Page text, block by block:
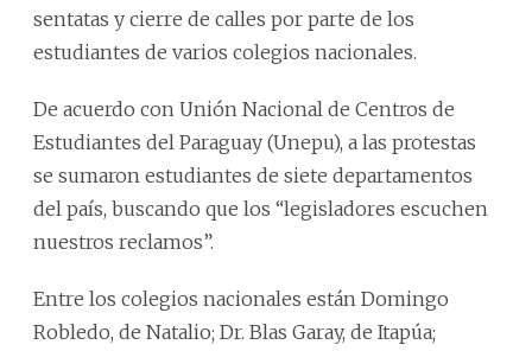
sentatas y cierre de calles por parte de los
estudiantes de varios colegios nacionales.
De acuerdo con Unión Nacional de Centros de
Estudiantes del Paraguay (Unepu), a las protestas
se sumaron estudiantes de siete departamentos
del país, buscando que los “legisladores escuchen
nuestros reclamos”.
Entre los colegios nacionales están Domingo
Robledo, de Natalio; Dr. Blas Garay, de Itapúa;